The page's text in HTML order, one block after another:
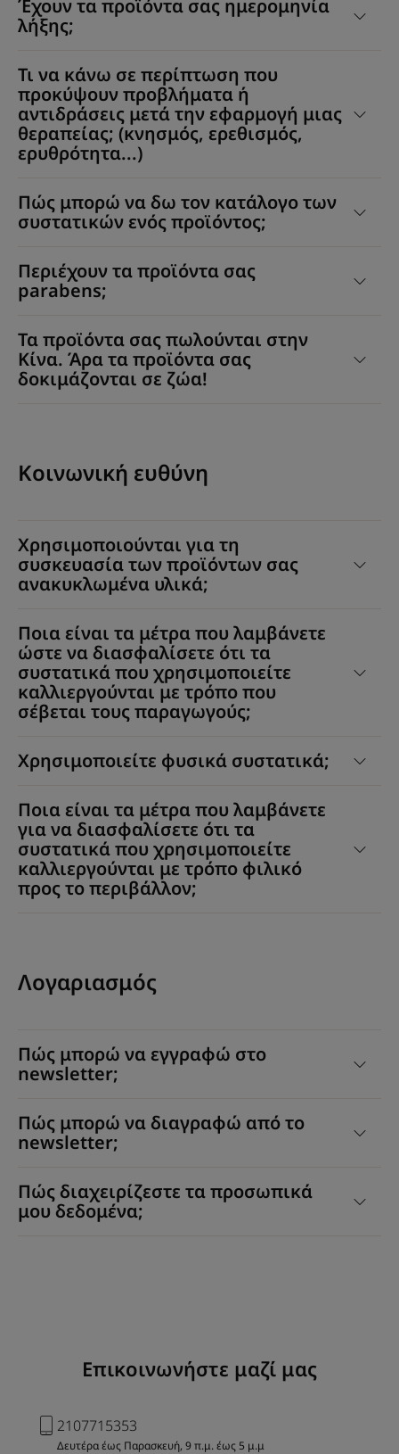
Έχουν τα προϊόντα σας ημερομηνία
λήξης;
Τι να κάνω σε περίπτωση που
προκύψουν προβλήματα ή
αντιδράσεις μετά την εφαρμογή μιας
θεραπείας; (κνησμός, ερεθισμός,
ερυθρότητα...)
Πώς μπορώ να δω τον κατάλογο των
συστατικών ενός προϊόντος;
Περιέχουν τα προϊόντα σας
parabens;
Τα προϊόντα σας πωλούνται στην
Κίνα. Άρα τα προϊόντα σας
δοκιμάζονται σε ζώα!
Κοινωνική ευθύνη
Χρησιμοποιούνται για τη
συσκευασία των προϊόντων σας
ανακυκλωμένα υλικά;
Ποια είναι τα μέτρα που λαμβάνετε
ώστε να διασφαλίσετε ότι τα
συστατικά που χρησιμοποιείτε
καλλιεργούνται με τρόπο που
σέβεται τους παραγωγούς;
Χρησιμοποιείτε φυσικά συστατικά;
Ποια είναι τα μέτρα που λαμβάνετε
για να διασφαλίσετε ότι τα
συστατικά που χρησιμοποιείτε
καλλιεργούνται με τρόπο φιλικό
προς το περιβάλλον;
Λογαριασμός
Πώς μπορώ να εγγραφώ στο
newsletter;
Πώς μπορώ να διαγραφώ από το
newsletter;
Πώς διαχειρίζεστε τα προσωπικά
μου δεδομένα;
Επικοινωνήστε μαζί μας
2107715353
Δευτέρα έως Παρασκευή, 9 π.μ. έως 5 μ.μ